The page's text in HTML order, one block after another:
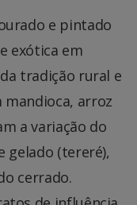
e pintado
exótica em
tradição rural e
mandioca, arroz
a variação do
gelado (tereré),
cerrado.